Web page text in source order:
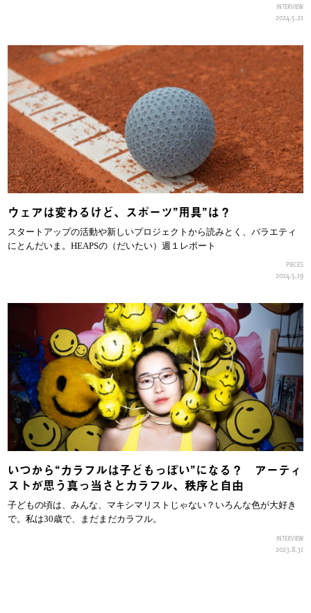
INTERVIEW
2024.5.21
ウェアは変わるけど、スポーツ”用具”は？
スタートアップの活動や新しいプロジェクトから読みとく、バラエティ
にとんだいま。HEAPSの（だいたい）週１レポート
PIECES
2024.5.19
いつから“カラフルは子どもっぽい”になる？ アーティ
ストが思う真っ当さとカラフル、秩序と自由
子どもの頃は、みんな、マキシマリストじゃない？いろんな色が大好き
で。私は30歳で、まだまだカラフル。
INTERVIEW
2023.8.31